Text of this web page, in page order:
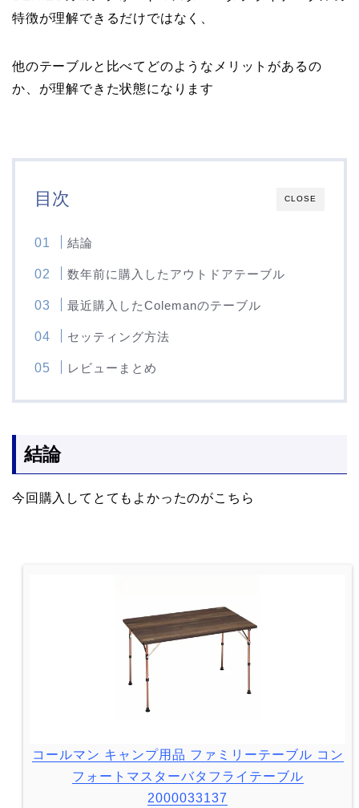
特徴が理解できるだけではなく、
他のテーブルと比べてどのようなメリットがあるの
か、が理解できた状態になります
CLOSE
目次
結論
数年前に購入したアウトドアテーブル
最近購入したColemanのテーブル
セッティング方法
レビューまとめ
結論
今回購入してとてもよかったのがこちら
コールマン キャンプ用品 ファミリーテーブル コン
フォートマスターバタフライテーブル
2000033137